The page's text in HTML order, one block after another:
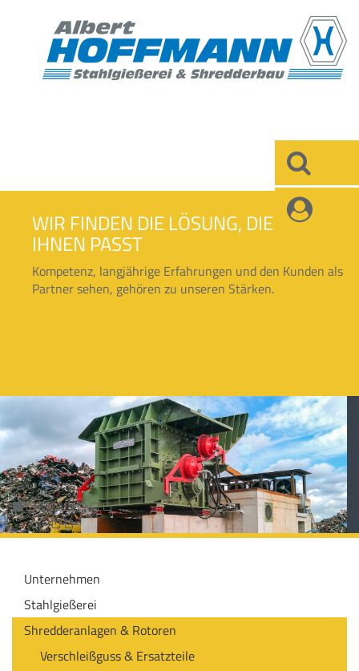
WIR FINDEN DIE LÖSUNG, DIE ZU
IHNEN PASST
Kompetenz, langjährige Erfahrungen und den Kunden als
Partner sehen, gehören zu unseren Stärken.
Unternehmen
Stahlgießerei
Shredderanlagen & Rotoren
Verschleißguss & Ersatzteile